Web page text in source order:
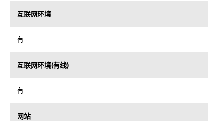
互联网环境
有
互联网环境(有线)
有
网站